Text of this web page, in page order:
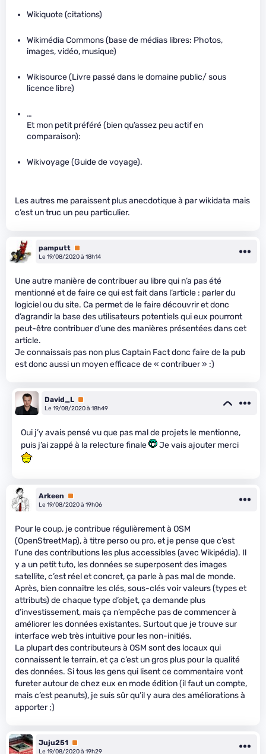
Wikiquote (citations)
Wikimédia Commons (base de médias libres: Photos,
images, vidéo, musique)
Wikisource (Livre passé dans le domaine public/ sous
licence libre)
…
Et mon petit préféré (bien qu’assez peu actif en
comparaison):
Wikivoyage (Guide de voyage).
Les autres me paraissent plus anecdotique à par wikidata mais
c’est un truc un peu particulier.
pamputt Premium
Le 19/08/2020 à 18h14
Une autre manière de contribuer au libre qui n’a pas été
mentionné et de faire ce qui est fait dans l’article : parler du
logiciel ou du site. Ca permet de le faire découvrir et donc
d’agrandir la base des utilisateurs potentiels qui eux pourront
peut-être contribuer d’une des manières présentées dans cet
article.
Je connaissais pas non plus Captain Fact donc faire de la pub
est donc aussi un moyen efficace de « contribuer » :)
David_L Premium
Le 19/08/2020 à 18h49
Oui j’y avais pensé vu que pas mal de projets le mentionne,
puis j’ai zappé à la relecture finale
Je vais ajouter merci
Arkeen
Premium
Le 19/08/2020 à 19h06
Pour le coup, je contribue régulièrement à OSM
(OpenStreetMap), à titre perso ou pro, et je pense que c’est
l’une des contributions les plus accessibles (avec Wikipédia). Il
y a un petit tuto, les données se superposent des images
satellite, c’est réel et concret, ça parle à pas mal de monde.
Après, bien connaitre les clés, sous-clés voir valeurs (types et
attributs) de chaque type d’objet, ça demande plus
d’investissement, mais ça n’empêche pas de commencer à
améliorer les données existantes. Surtout que je trouve sur
interface web très intuitive pour les non-initiés.
La plupart des contributeurs à OSM sont des locaux qui
connaissent le terrain, et ça c’est un gros plus pour la qualité
des données. Si tous les gens qui lisent ce commentaire vont
fureter autour de chez eux en mode édition (il faut un compte,
mais c’est peanuts), je suis sûr qu’il y aura des améliorations à
apporter ;)
Juju251 Premium
Le 19/08/2020 à 19h29